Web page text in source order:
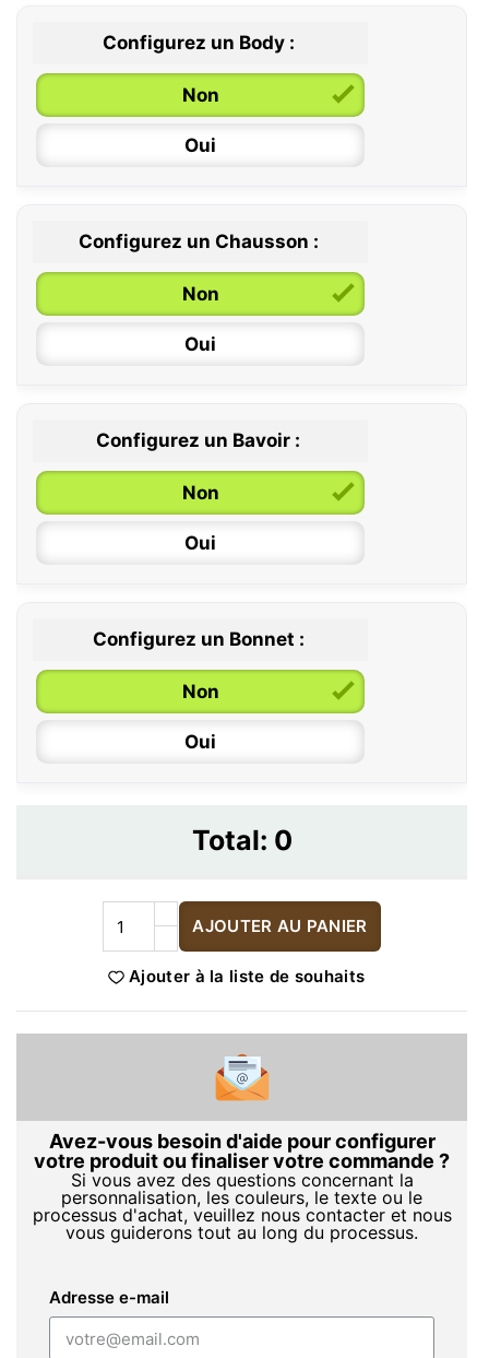
Configurez un Body :
Non
Oui
0 / 6 mois
6 / 12 mois
12 / 18 mois
Configurez un Chausson :
Non
Oui
Configurez un Bavoir :
Non
Oui
Configurez un Bonnet :
Non
Oui
Total: 0
AJOUTER AU PANIER
Ajouter à la liste de souhaits
Avez-vous besoin d'aide pour configurer
votre produit ou finaliser votre commande ?
Si vous avez des questions concernant la
personnalisation, les couleurs, le texte ou le
processus d'achat, veuillez nous contacter et nous
vous guiderons tout au long du processus.
Adresse e-mail